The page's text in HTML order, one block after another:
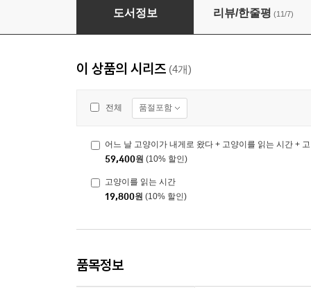
고양이를 읽는 시간
도서정보 리뷰/한줄평 (11/7)
이 상품의 시리즈 (4개)
전체 품절포함
59,400원 (10% 할인)
고양이를 읽는 시간
19,800원 (10% 할인)
품목정보